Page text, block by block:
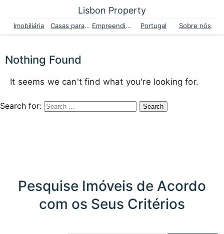
Lisbon Property
Imobiliária Casas para venda Empreendimentos Portugal Sobre nós
Nothing Found
It seems we can't find what you're looking for.
Search for:
Pesquise Imóveis de Acordo
com os Seus Critérios